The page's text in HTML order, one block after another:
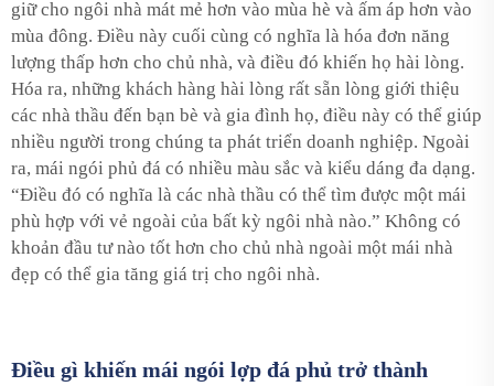
giữ cho ngôi nhà mát mẻ hơn vào mùa hè và ấm áp hơn vào
mùa đông. Điều này cuối cùng có nghĩa là hóa đơn năng
lượng thấp hơn cho chủ nhà, và điều đó khiến họ hài lòng.
Hóa ra, những khách hàng hài lòng rất sẵn lòng giới thiệu
các nhà thầu đến bạn bè và gia đình họ, điều này có thể giúp
nhiều người trong chúng ta phát triển doanh nghiệp. Ngoài
ra, mái ngói phủ đá có nhiều màu sắc và kiểu dáng đa dạng.
“Điều đó có nghĩa là các nhà thầu có thể tìm được một mái
phù hợp với vẻ ngoài của bất kỳ ngôi nhà nào.” Không có
khoản đầu tư nào tốt hơn cho chủ nhà ngoài một mái nhà
đẹp có thể gia tăng giá trị cho ngôi nhà.
Điều gì khiến mái ngói lợp đá phủ trở thành